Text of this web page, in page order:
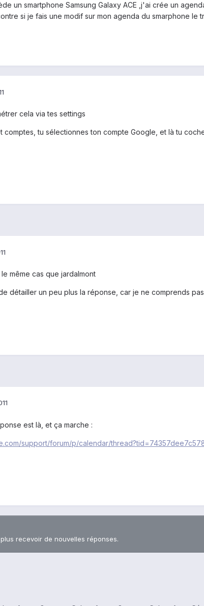
un smartphone Samsung Galaxy ACE ,j'ai crée un
si je fais une modif sur mon agenda du smarphone
cela via tes settings
comptes, tu sélectionnes ton compte Google, et là tu
même cas que jardalmont
détailler un peu plus la réponse, car je ne comprends
est là, et ça marche :
support/forum/p/calendar/
recevoir de nouvelles réponses.